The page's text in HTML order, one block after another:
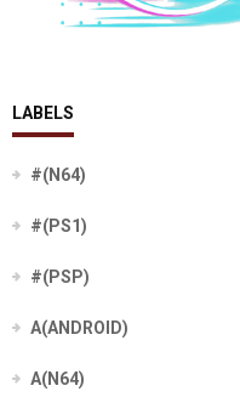
LABELS
#(N64)
#(PS1)
#(PSP)
A(ANDROID)
A(N64)